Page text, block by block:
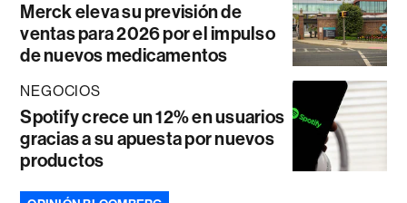
Merck eleva su previsión de
ventas para 2026 por el impulso
de nuevos medicamentos
NEGOCIOS
Spotify crece un 12% en usuarios
gracias a su apuesta por nuevos
productos